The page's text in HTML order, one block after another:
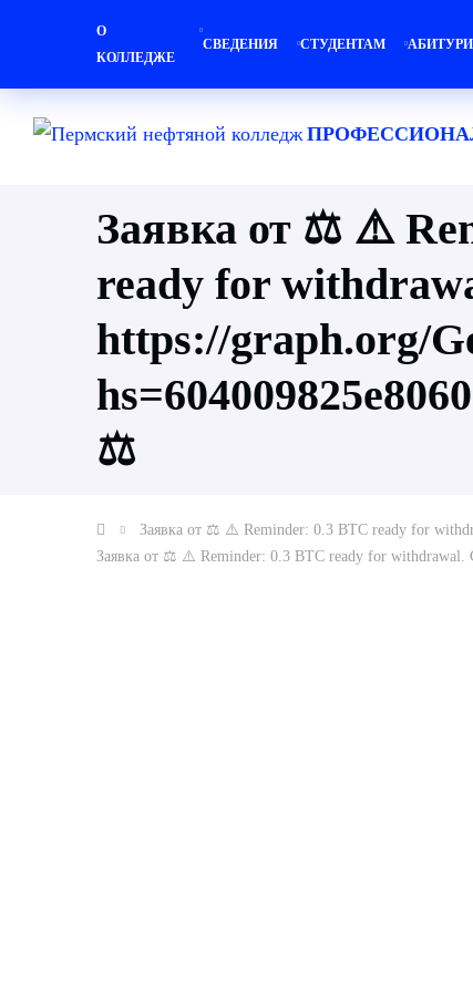
О
КОЛЛЕДЖЕ
СВЕДЕНИЯ СТУДЕНТАМ
Заявка от ⚖ ⚠️
ready for
https://graph.org/
⚖
Заявка от ⚖ ⚠️ Reminder: 0.3 BTC ready for
Заявка от ⚖ ⚠️ Reminder: 0.3 BTC ready for withdrawal.